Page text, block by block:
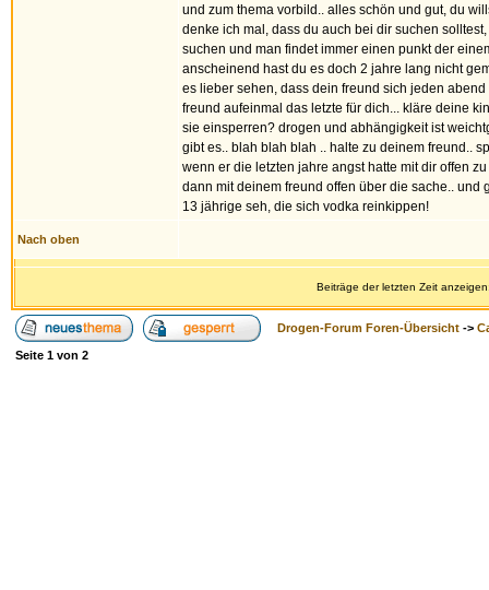
und zum thema vorbild.. alles schön und gut, du
denke ich mal, dass du auch bei dir suchen
suchen und man findet immer einen punkt der
anscheinend hast du es doch 2 jahre lang nicht
es lieber sehen, dass dein freund sich jeden
freund aufeinmal das letzte für dich... kläre deine
sie einsperren? drogen und abhängigkeit ist
gibt es.. blah blah blah .. halte zu deinem freund..
wenn er die letzten jahre angst hatte mit dir offen
dann mit deinem freund offen über die sache..
13 jährige seh, die sich vodka reinkippen!
Nach oben
Beiträge der letzten Zeit
Drogen-Forum Foren-Übersicht ->
Seite 1 von 2